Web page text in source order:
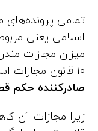
اسلامی یعنی
میزان مجازات
۱۰ قانون مجازات اسلامی ۱۳۹۲ باید نزد
صادرکننده حکم
زیرا مجازات آن